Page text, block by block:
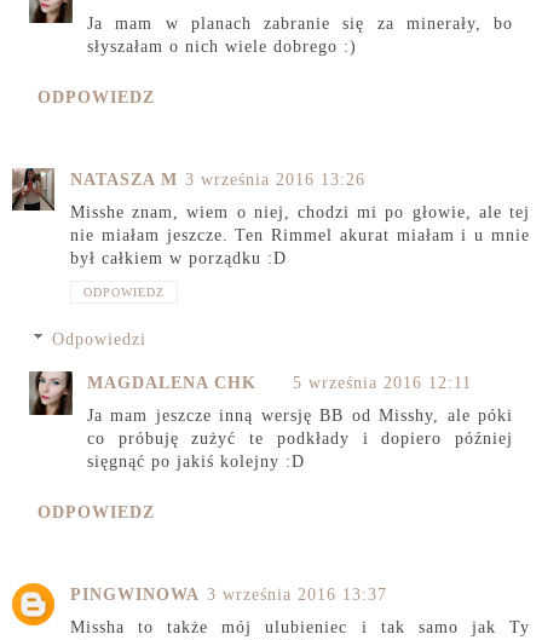
Ja mam w planach zabranie się za minerały, bo
słyszałam o nich wiele dobrego :)
ODPOWIEDZ
NATASZA M 3 września 2016 13:26
Misshe znam, wiem o niej, chodzi mi po głowie, ale tej
nie miałam jeszcze. Ten Rimmel akurat miałam i u mnie
był całkiem w porządku :D
ODPOWIEDZ
Odpowiedzi
MAGDALENA CHK
5 września 2016 12:11
Ja mam jeszcze inną wersję BB od Misshy, ale póki
co próbuję zużyć te podkłady i dopiero później
sięgnąć po jakiś kolejny :D
ODPOWIEDZ
PINGWINOWA 3 września 2016 13:37
Missha to także mój ulubieniec i tak samo jak Ty